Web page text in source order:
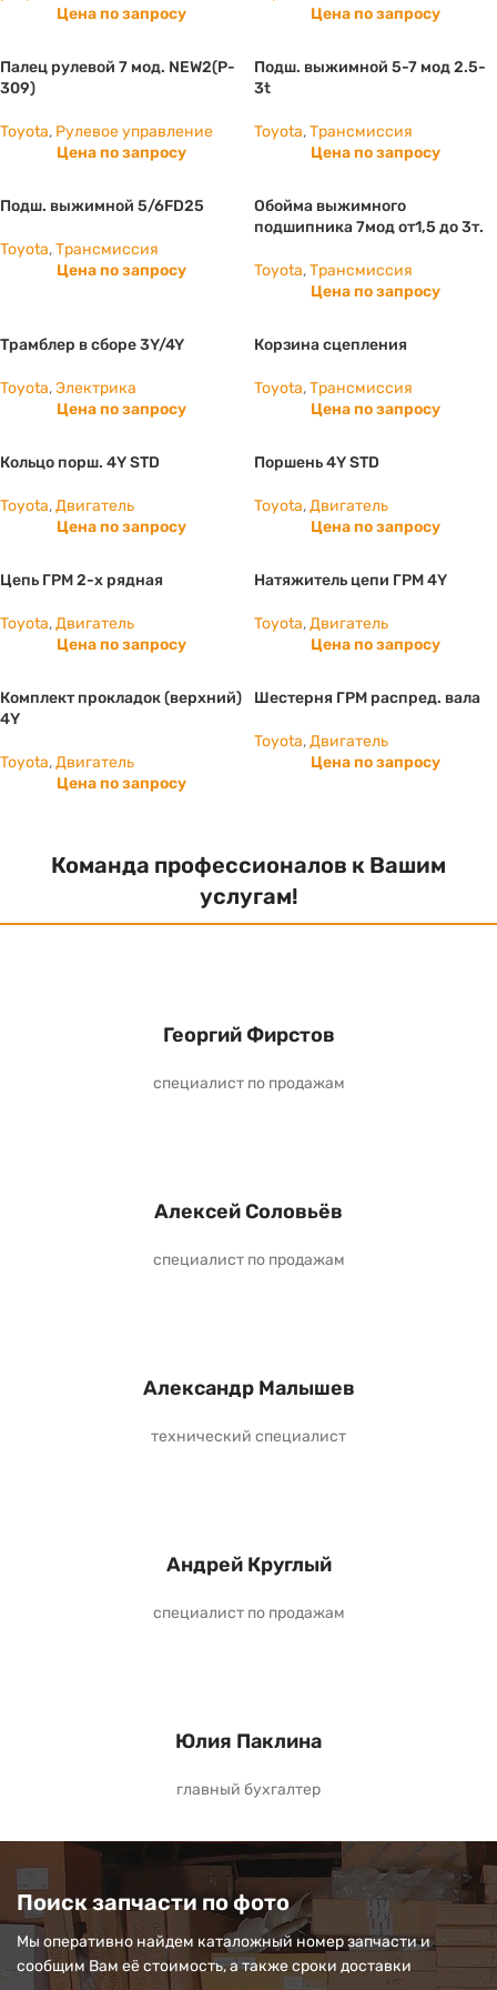
Цена по запросу
Цена по запросу
Палец рулевой 7 мод. NEW2(P-
309)
Toyota, Рулевое управление
Цена по запросу
Подш. выжимной 5-7 мод 2.5-
3t
Toyota,Трансмиссия
Цена по запросу
Подш. выжимной 5/6FD25
Toyota,Трансмиссия
Цена по запросу
Обойма выжимного
подшипника 7мод от1,5 до 3т.
Toyota,Трансмиссия
Цена по запросу
Трамблер в сборе 3Y/4Y
Toyota,Электрика
Цена по запросу
Корзина сцепления
Toyota,Трансмиссия
Цена по запросу
Кольцо порш. 4Y STD
Toyota,Двигатель
Цена по запросу
Поршень 4Y STD
Toyota,Двигатель
Цена по запросу
Цепь ГРМ 2-х рядная
Toyota,Двигатель
Цена по запросу
Натяжитель цепи ГРМ 4Y
Toyota,Двигатель
Цена по запросу
Комплект прокладок (верхний)
4Y
Toyota,Двигатель
Цена по запросу
Шестерня ГРМ распред. вала
Toyota,Двигатель
Цена по запросу
Команда профессионалов к Вашим
услугам!
Георгий Фирстов
специалист по продажам
Алексей Соловьёв
специалист по продажам
Александр Малышев
технический специалист
Андрей Круглый
специалист по продажам
Юлия Паклина
главный бухгалтер
Поиск запчасти по фото
Мы оперативно найдем каталожный номер запчасти и
сообщим Вам её стоимость, а также сроки доставки